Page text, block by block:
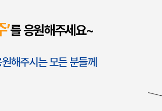
를 응원해주세요~
해주시는 모든 분들께